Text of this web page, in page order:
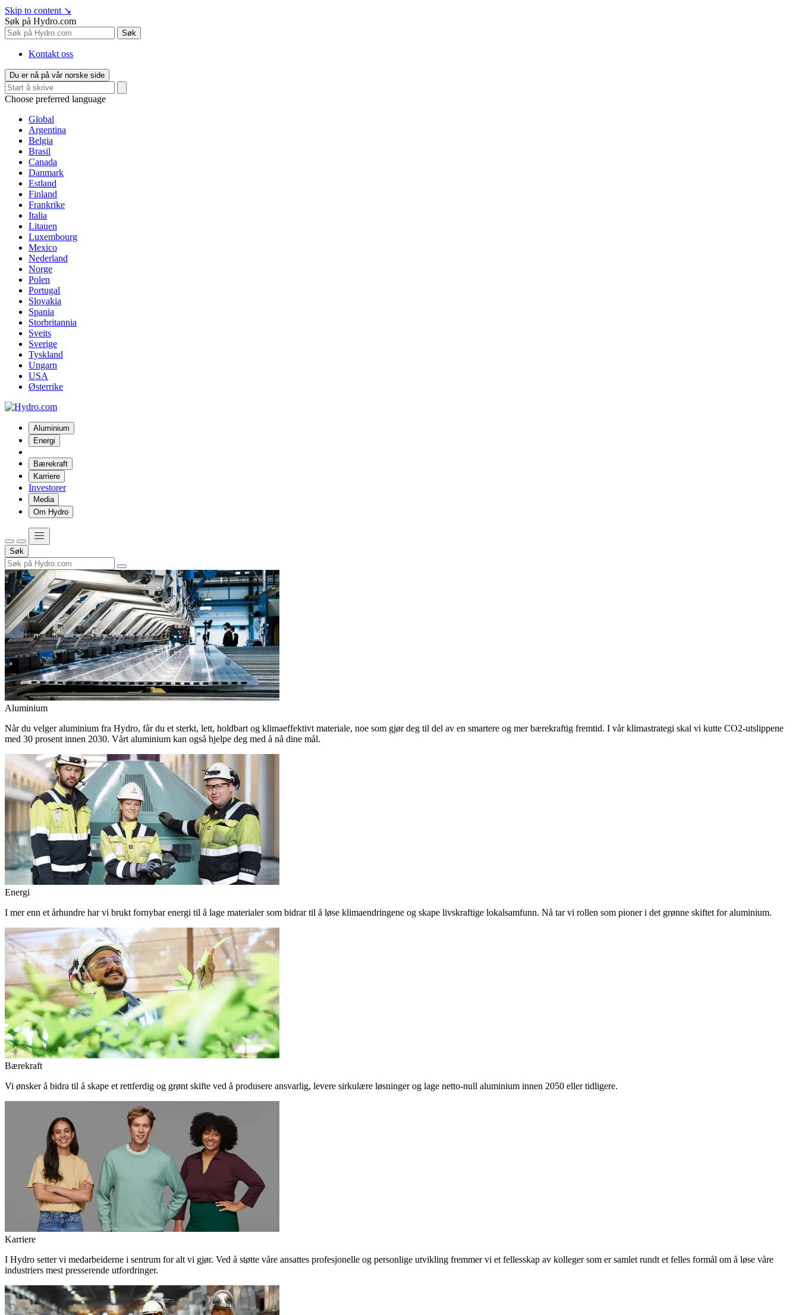
Skip to content ↘
Søk på Hydro.com
Søk
Kontakt oss
Du er nå på vår norske side
Choose preferred language
Global
Argentina
Belgia
Brasil
Canada
Danmark
Estland
Finland
Frankrike
Italia
Litauen
Luxembourg
Mexico
Nederland
Norge
Polen
Portugal
Slovakia
Spania
Storbritannia
Sveits
Sverige
Tyskland
Ungarn
USA
Østerrike
Aluminium
Energi
Bærekraft
Karriere
Investorer
Media
Om Hydro
Søk
Aluminium
Når du velger aluminium fra Hydro, får du et sterkt, lett, holdbart og klimaeffektivt materiale, noe som gjør deg til del av en smartere og mer bærekraftig fremtid. I vår klimastrategi skal vi kutte CO2-utslippene
med 30 prosent innen 2030. Vårt aluminium kan også hjelpe deg med å nå dine mål.
Energi
I mer enn et århundre har vi brukt fornybar energi til å lage materialer som bidrar til å løse klimaendringene og skape livskraftige lokalsamfunn. Nå tar vi rollen som pioner i det grønne skiftet for aluminium.
Bærekraft
Vi ønsker å bidra til å skape et rettferdig og grønt skifte ved å produsere ansvarlig, levere sirkulære løsninger og lage netto-null aluminium innen 2050 eller tidligere.
Karriere
I Hydro setter vi medarbeiderne i sentrum for alt vi gjør. Ved å støtte våre ansattes profesjonelle og personlige utvikling fremmer vi et fellesskap av kolleger som er samlet rundt et felles formål om å løse våre
industriers mest presserende utfordringer.